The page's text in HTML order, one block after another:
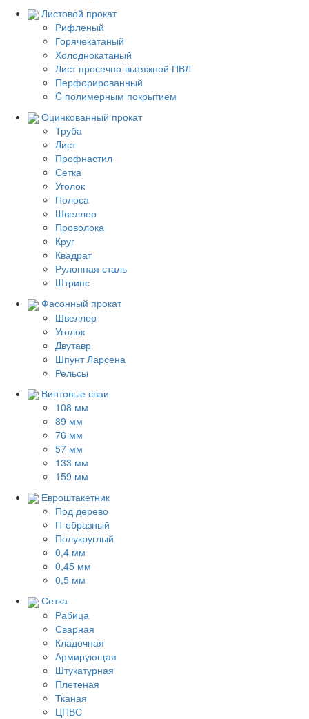
Листовой прокат
Рифленый
Горячекатаный
Холоднокатаный
Лист просечно-вытяжной ПВЛ
Перфорированный
C полимерным покрытием
Оцинкованный прокат
Труба
Лист
Профнастил
Сетка
Уголок
Полоса
Швеллер
Проволока
Круг
Квадрат
Рулонная сталь
Штрипс
Фасонный прокат
Швеллер
Уголок
Двутавр
Шпунт Ларсена
Рельсы
Винтовые сваи
108 мм
89 мм
76 мм
57 мм
133 мм
159 мм
Евроштакетник
Под дерево
П-образный
Полукруглый
0,4 мм
0,45 мм
0,5 мм
Сетка
Рабица
Сварная
Кладочная
Армирующая
Штукатурная
Плетеная
Тканая
ЦПВС